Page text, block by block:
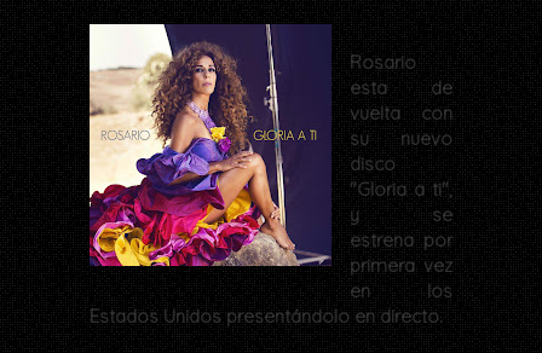
Rosario
esta de
vuelta con
su nuevo
disco
"Gloria a ti",
y se
estrena por
primera vez
en los
Estados Unidos presentándolo en directo.